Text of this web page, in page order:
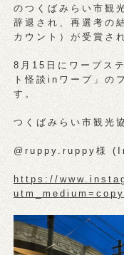
のつくばみらい市観
辞退され、再選考
カウント）が受賞さ
8月15日にワープス
ト怪談inワープ」の
す。
つくばみらい市観光
@ruppy.ruppy様
https://